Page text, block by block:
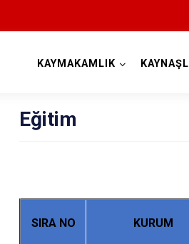
KAYMAKAMLIK KAYNAŞLI
Eğitim
SIRA NO KURUM